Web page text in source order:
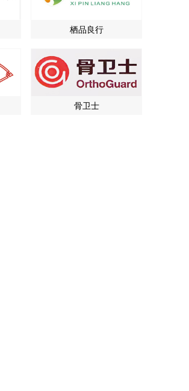
栖品良行
骨卫士